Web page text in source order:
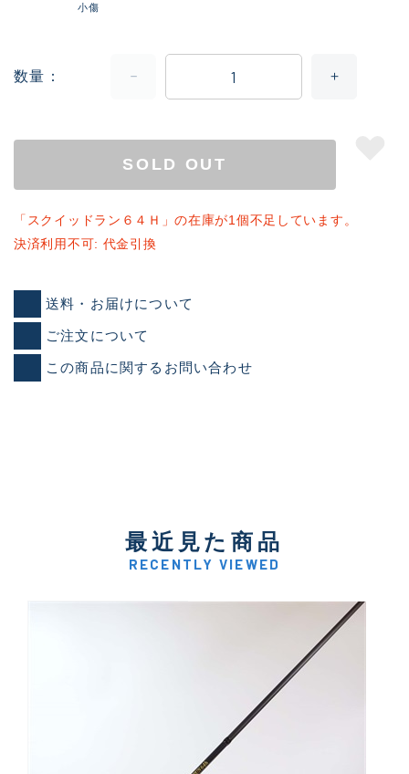
小傷
数量
SOLD OUT
「スクイッドラン６４Ｈ」の在庫が1個不足しています。
決済利用不可: 代金引換
送料・お届けについて
ご注文について
この商品に関するお問い合わせ
最近見た商品
RECENTLY VIEWED